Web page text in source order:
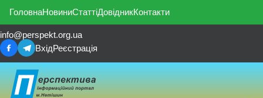
ГоловнаНовиниСтаттіДовідникКонтакти
info@perspekt.org.ua
ВхідРеєстрація